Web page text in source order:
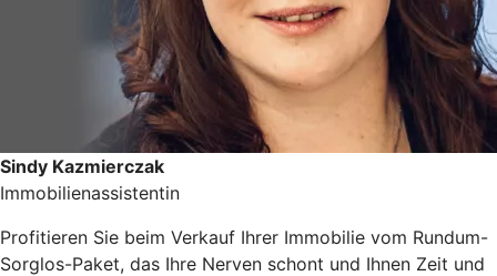
Sindy Kazmierczak
Immobilienassistentin
Profitieren Sie beim Verkauf Ihrer Immobilie vom Rundum-
Sorglos-Paket, das Ihre Nerven schont und Ihnen Zeit und